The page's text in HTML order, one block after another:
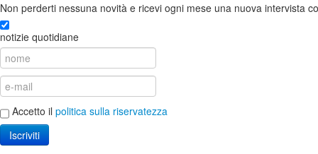
Non perderti nessuna novità e ricevi ogni mese una nuova intervista
notizie quotidiane
Accetto il politica sulla riservatezza
Iscriviti